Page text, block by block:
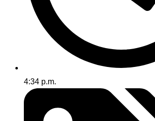
4:34 p.m.